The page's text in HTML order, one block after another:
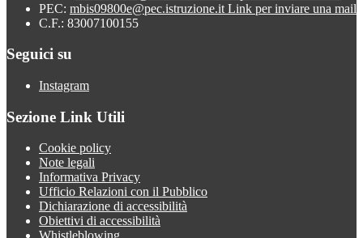
PEC: mbis09800e@pec.istruzione.it Link per inviare una mail
C.F.: 83007100155
Seguici su
Instagram
Sezione Link Utili
Cookie policy
Note legali
Informativa Privacy
Ufficio Relazioni con il Pubblico
Dichiarazione di accessibilità
Obiettivi di accessibilità